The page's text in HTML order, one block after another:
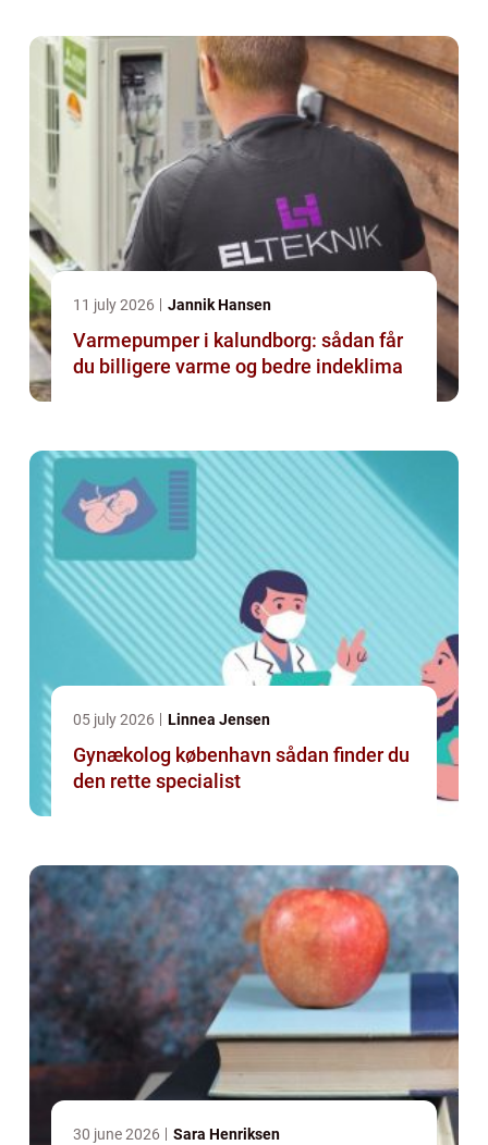
11 july 2026 Jannik Hansen
Varmepumper i kalundborg: sådan får
du billigere varme og bedre indeklima
05 july 2026 Linnea Jensen
Gynækolog københavn sådan finder du
den rette specialist
30 june 2026 Sara Henriksen